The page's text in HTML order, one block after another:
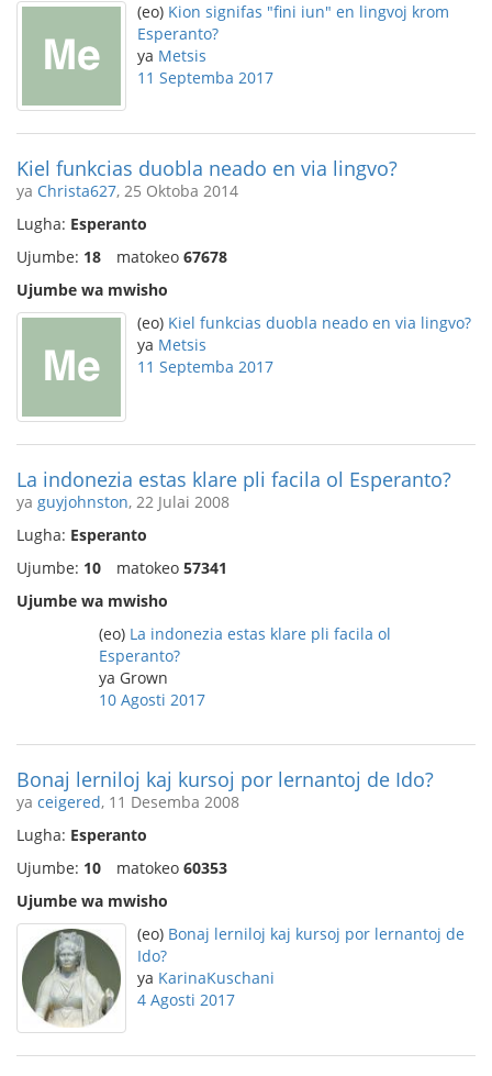
(eo) Kion signifas "fini iun" en lingvoj krom
Esperanto?
ya Metsis
11 Septemba 2017
Kiel funkcias duobla neado en via lingvo?
ya Christa627, 25 Oktoba 2014
Lugha: Esperanto
Ujumbe: 18 matokeo 67678
Ujumbe wa mwisho
(eo) Kiel funkcias duobla neado en via lingvo?
ya Metsis
11 Septemba 2017
La indonezia estas klare pli facila ol Esperanto?
ya guyjohnston, 22 Julai 2008
Lugha: Esperanto
Ujumbe: 10 matokeo 57341
Ujumbe wa mwisho
(eo) La indonezia estas klare pli facila ol
Esperanto?
ya Grown
10 Agosti 2017
Bonaj lerniloj kaj kursoj por lernantoj de Ido?
ya ceigered, 11 Desemba 2008
Lugha: Esperanto
Ujumbe: 10 matokeo 60353
Ujumbe wa mwisho
(eo) Bonaj lerniloj kaj kursoj por lernantoj de
Ido?
ya KarinaKuschani
4 Agosti 2017